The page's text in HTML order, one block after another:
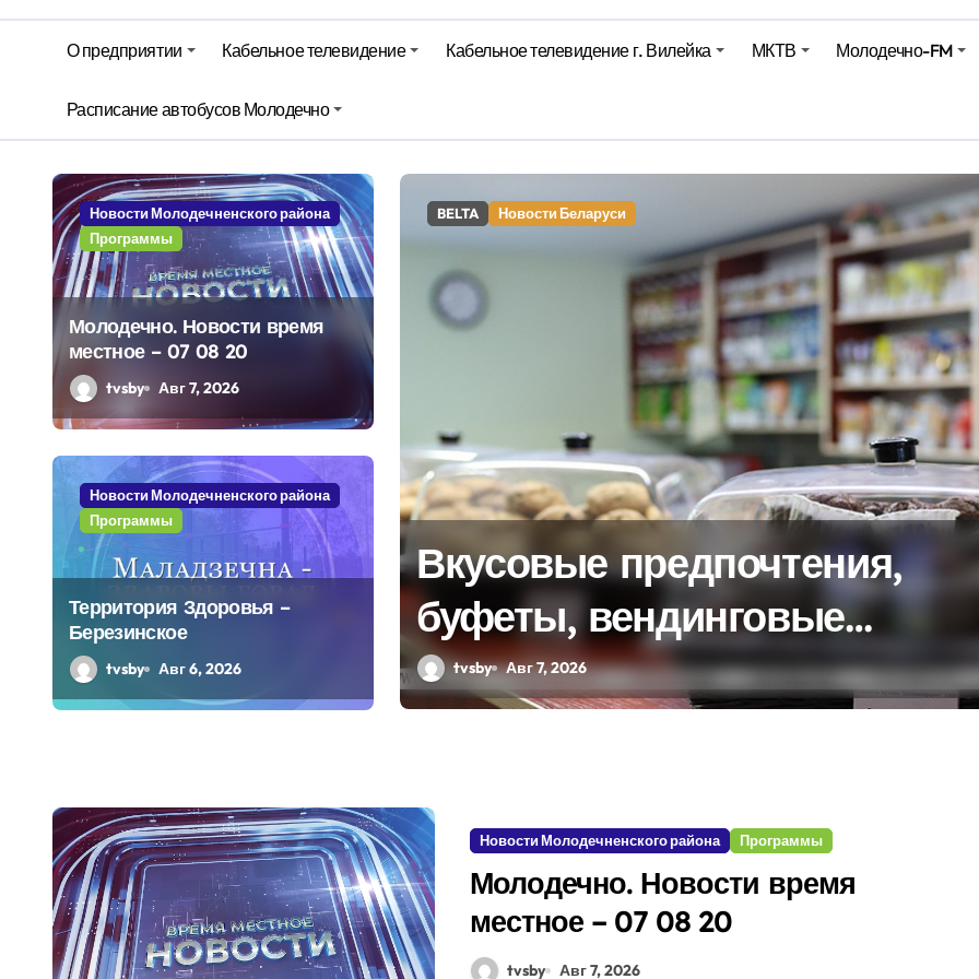
Гороскоп на 6 августа
Молодечно. Новости время местное – 07 08 20
О предприятии Кабельное телевидение Кабельное телевидение г. Вилейка МКТВ Молодечно-FM
Расписание автобусов Молодечно
Новости Молодечненского района
Программы
Молодечно. Новости время
местное – 07 08 20
tvsby Авг 7, 2026
Новости Молодечненского района
Программы
Территория Здоровья –
Березинское
tvsby Авг 6, 2026 об
Гороскоп
Гороскоп на 7 августа
tvsby Авг 7, 2026
Новости Молодечненского района Программы
Молодечно. Новости время
местное – 07 08 20
tvsby Авг 7, 2026